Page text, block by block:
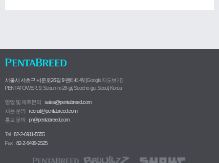
서울시 서초구 서운로26길 9 펜타타워 [Google 지도보기]
PENTATOWER. 9, Seoun-ro 26-gil, Seocho-gu, Seoul, Korea
영업 및 제휴문의
sales@pentabreed.com
채용 문의
recruit@pentabreed.com
홍보 문의
pr@pentabreed.com
Tel 82-2-6911-5555
Fax 82-2-6499-2525